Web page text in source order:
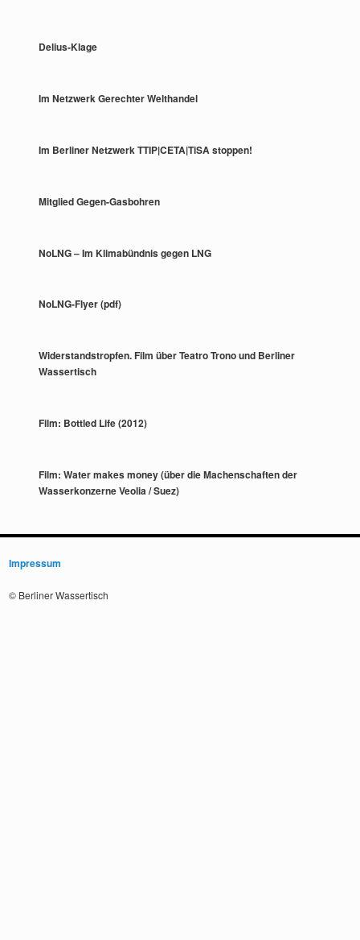
Delius-Klage
Im Netzwerk Gerechter Welthandel
Im Berliner Netzwerk TTIP|CETA|TiSA stoppen!
Mitglied Gegen-Gasbohren
NoLNG – Im Klimabündnis gegen LNG
NoLNG-Flyer (pdf)
Widerstandstropfen. Film über Teatro Trono und Berliner
Wassertisch
Film: Bottled Life (2012)
Film: Water makes money (über die Machenschaften der
Wasserkonzerne Veolia / Suez)
Impressum
© Berliner Wassertisch